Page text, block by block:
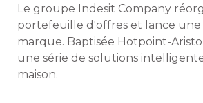
Le groupe Indesit Company
portefeuille d'offres et lance
marque. Baptisée Hotpoint-
une série de solutions
maison.